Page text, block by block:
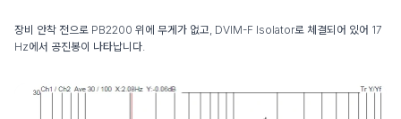
장비 안착 전으로 PB2200 위에 무게가 없고, DVIM-F Isolator로 체결되어 있어 17
Hz에서 공진봉이 나타납니다.